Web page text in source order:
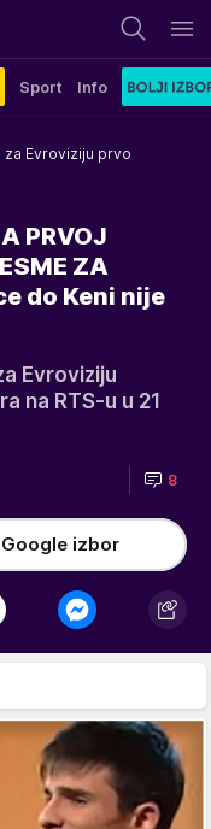
Sport Info
za Evroviziju prvo
PRVOJ
ZA
do Keni nije
Evroviziju
na RTS-u u 21
8
Google izbor